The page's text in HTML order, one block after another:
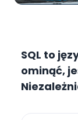
SQL to
ominąć,